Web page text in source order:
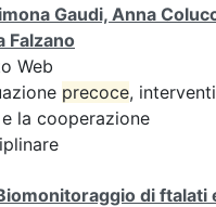
Gaudi, Anna
Falzano
Web
precoce, interventi
la cooperazione
di ftalati